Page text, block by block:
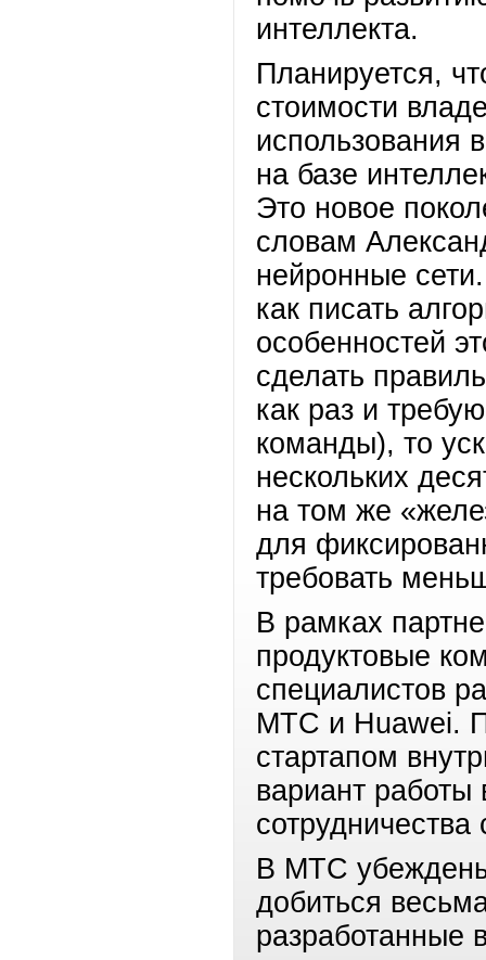
интеллекта.
Планируется,
стоимости
использования
на базе
Это новое
словам
нейронные
как писать
особенностей
сделать
как раз и
команды), то
нескольких
на том же
для
требовать
В рамках
продуктовые
специалистов
МТС и Huawei.
стартапом
вариант работы
В МТС
добиться
разработанные